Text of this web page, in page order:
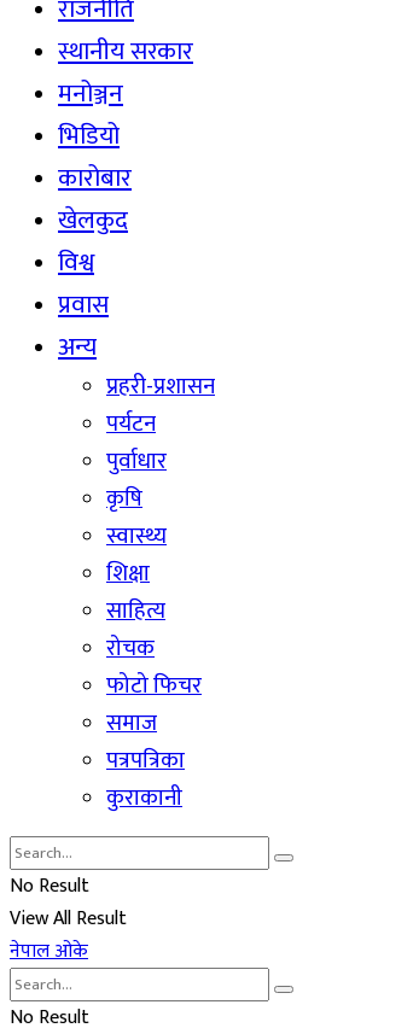
राजनीति
स्थानीय सरकार
मनोञ्जन
भिडियो
कारोबार
खेलकुद
विश्व
प्रवास
अन्य
प्रहरी-प्रशासन
पर्यटन
पुर्वाधार
कृषि
स्वास्थ्य
शिक्षा
साहित्य
रोचक
फोटो फिचर
समाज
पत्रपत्रिका
कुराकानी
No Result
View All Result
नेपाल ओके
No Result